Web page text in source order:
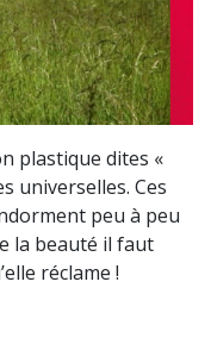
plastique dites «
universelles. Ces
peu à peu
la beauté il faut
réclame !